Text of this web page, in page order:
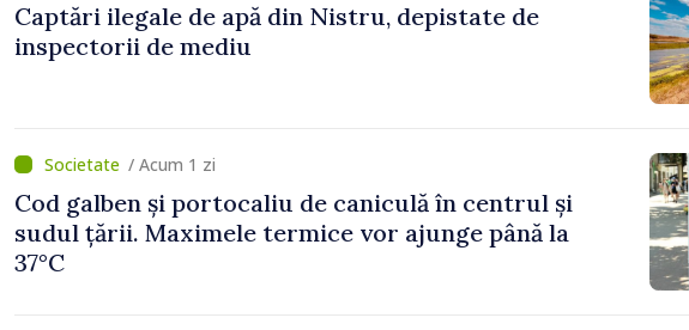
Captări ilegale de apă din Nistru, depistate de
inspectorii de mediu
/ Acum 1 zi
Cod galben și portocaliu de caniculă în centrul și
sudul țării. Maximele termice vor ajunge până la
37°C